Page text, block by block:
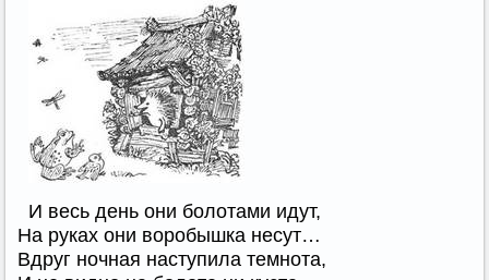
И весь день они болотами идут,
На руках они воробышка несут…
Вдруг ночная наступила темнота,